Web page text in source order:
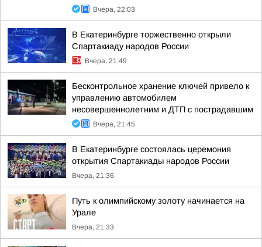
Вчера, 22:03
В Екатеринбурге торжественно открыли
Спартакиаду народов России
Вчера, 21:49
Бесконтрольное хранение ключей привело к
управлению автомобилем
несовершеннолетним и ДТП с пострадавшим
Вчера, 21:45
В Екатеринбурге состоялась церемония
открытия Спартакиады народов России
Вчера, 21:36
Путь к олимпийскому золоту начинается на
Урале
Вчера, 21:33